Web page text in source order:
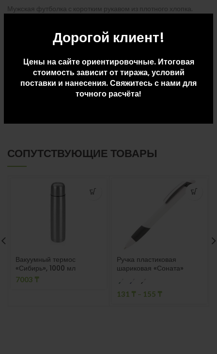
Дорогой клиент!
Цены на сайте ориентировочные. Итоговая
стоимость зависит от тиража, условий
поставки и нанесения. Свяжитесь с нами для
точного расчёта!
Мужская футболка с коротким рукавом из плотного хлопка.
Усиленные закрытые швы по горловине. Боковые швы. Наличие
логотипа Roly на левой стороне низа и широкая отстрочка.
ДОПОЛНИТЕЛЬНАЯ ИНФОРМАЦИЯ
СОПУТСТВУЮЩИЕ ТОВАРЫ
Вакуумный термос
«Сибирь», 1000 мл
7003 ₸
Ручка пластиковая
шариковая «Соната»
131 ₸ – 155 ₸